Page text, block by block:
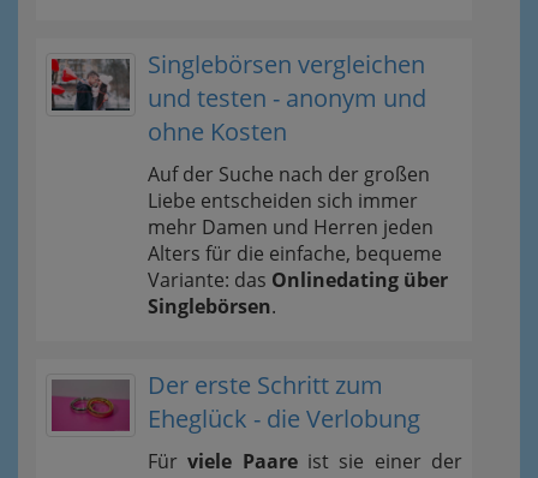
Singlebörsen vergleichen
und testen - anonym und
ohne Kosten
Auf der Suche nach der großen
Liebe entscheiden sich immer
mehr Damen und Herren jeden
Alters für die einfache, bequeme
Variante: das Onlinedating über
Singlebörsen.
Der erste Schritt zum
Eheglück - die Verlobung
Fürviele Paareist sie einer der